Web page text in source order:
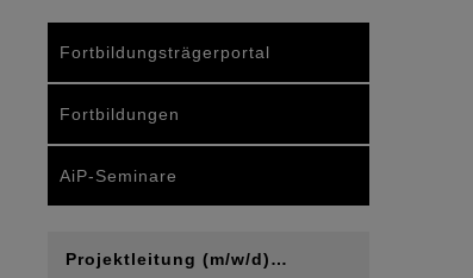
Fortbildungsträgerportal
Fortbildungen
AiP-Seminare
Projektleitung (m/w/d)…